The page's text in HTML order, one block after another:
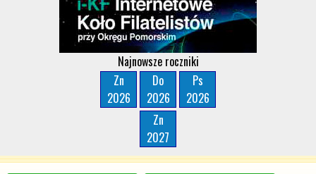
Najnowsze roczniki
Zn
2026
Do
2026
Ps
2026
Zn
2027